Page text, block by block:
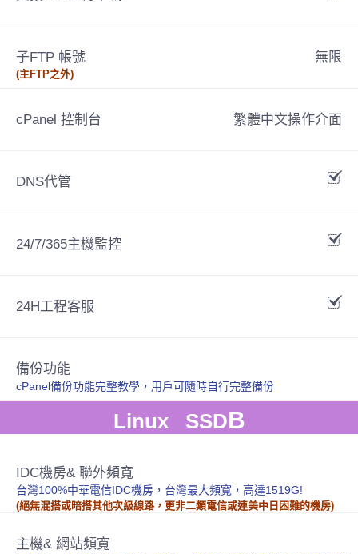
子FTP 帳號
(主FTP之外)
無限
cPanel 控制台 繁體中文操作介面
DNS代管
24/7/365主機監控
24H工程客服
備份功能
cPanel備份功能完整教學，用戶可隨時自行完整備份
Linux SSDB
IDC機房& 聯外頻寬
台灣100%中華電信IDC機房，台灣最大頻寬，高達1519G!
(絕無混搭或暗搭其他次級線路，更非二類電信或連美中日困難的機房)
主機& 網站頻寬